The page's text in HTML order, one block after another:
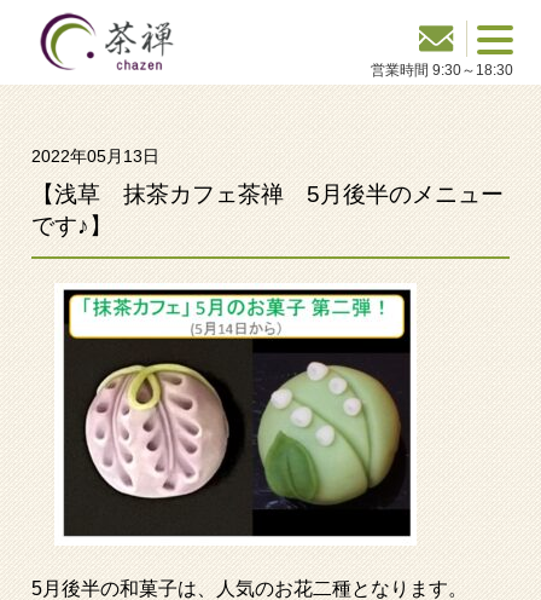
2022年05月13日
【浅草 抹茶カフェ茶禅 5月後半のメニュー
です♪】
5月後半の和菓子は、人気のお花二種となります。